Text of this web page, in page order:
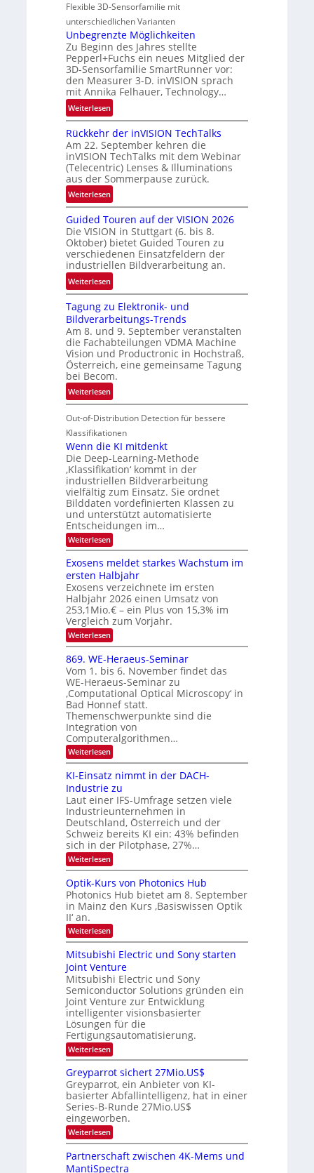
r
i
e
s
-
B
-
R
u
d
e
e
g
i
o
n
t
r
a
l
N
e
w
s
‘
Flexible 3D-Sensorfamilie mit
unterschiedlichen Varianten
Unbegrenzte Möglichkeiten
Zu Beginn des Jahres stellte
Pepperl+Fuchs ein neues Mitglied der
3D-Sensorfamilie SmartRunner vor:
den Measurer 3-D. inVISION sprach
mit Annika Felhauer, Technology…
Weiterlesen:
U
n
b
e
g
r
e
z
t
e
M
ö
g
l
i
c
h
k
e
i
t
e
Rückkehr der inVISION TechTalks
Am 22. September kehren die
inVISION TechTalks mit dem Webinar
(Telecentric) Lenses & Illuminations
aus der Sommerpause zurück.
Weiterlesen:
R
ü
c
k
k
e
h
d
e
r
i
n
V
I
S
I
O
N
T
e
c
h
T
a
l
k
s
Guided Touren auf der VISION 2026
Die VISION in Stuttgart (6. bis 8.
Oktober) bietet Guided Touren zu
verschiedenen Einsatzfeldern der
industriellen Bildverarbeitung an.
Weiterlesen:
G
u
i
d
e
d
T
o
u
r
a
u
d
e
r
V
I
S
I
O
N
2
0
2
6
Tagung zu Elektronik- und
Bildverarbeitungs-Trends
Am 8. und 9. September veranstalten
die Fachabteilungen VDMA Machine
Vision und Productronic in Hochstraß,
Österreich, eine gemeinsame Tagung
bei Becom.
Weiterlesen:
T
a
g
u
n
g
z
u
E
l
e
k
t
r
o
n
i
k
-
u
n
d
B
i
l
d
v
e
r
a
r
b
e
i
t
u
n
g
s
-
T
r
e
n
d
s
Out-of-Distribution Detection für bessere
Klassifikationen
Wenn die KI mitdenkt
Die Deep-Learning-Methode
‚Klassifikation‘ kommt in der
industriellen Bildverarbeitung
vielfältig zum Einsatz. Sie ordnet
Bilddaten vordefinierten Klassen zu
und unterstützt automatisierte
Entscheidungen im…
Weiterlesen:
W
n
n
d
i
e
K
I
m
i
t
d
e
n
k
t
Exosens meldet starkes Wachstum im
ersten Halbjahr
Exosens verzeichnete im ersten
Halbjahr 2026 einen Umsatz von
253,1Mio.€ – ein Plus von 15,3% im
Vergleich zum Vorjahr.
Weiterlesen:
E
x
o
s
e
n
s
m
e
l
d
e
t
s
t
a
r
k
e
s
W
a
c
h
s
t
u
m
m
e
r
s
t
e
n
H
a
l
b
j
a
h
869. WE-Heraeus-Seminar
Vom 1. bis 6. November findet das
WE-Heraeus-Seminar zu
‚Computational Optical Microscopy‘ in
Bad Honnef statt.
Themenschwerpunkte sind die
Integration von
Computeralgorithmen…
Weiterlesen:
8
9
.
W
E
-
H
e
r
a
e
u
s
-
S
m
i
a
r
KI-Einsatz nimmt in der DACH-
Industrie zu
Laut einer IFS-Umfrage setzen viele
Industrieunternehmen in
Deutschland, Österreich und der
Schweiz bereits KI ein: 43% befinden
sich in der Pilotphase, 27%…
Weiterlesen:
K
-
E
i
s
a
z
n
i
m
m
t
i
n
d
e
r
A
C
H
-
I
n
d
u
s
t
Optik-Kurs von Photonics Hub
Photonics Hub bietet am 8. September
in Mainz den Kurs ‚Basiswissen Optik
II‘ an.
Weiterlesen:
O
p
t
i
k
-
K
u
r
s
v
o
n
P
h
o
t
o
n
i
c
s
H
u
Mitsubishi Electric und Sony starten
Joint Venture
Mitsubishi Electric und Sony
Semiconductor Solutions gründen ein
Joint Venture zur Entwicklung
intelligenter visionsbasierter
Lösungen für die
Fertigungsautomatisierung.
Weiterlesen:
M
t
s
u
b
i
s
h
i
E
l
Greyparrot sichert 27Mio.US$
Greyparrot, ein Anbieter von KI-
basierter Abfallintelligenz, hat in einer
Series-B-Runde 27Mio.US$
eingeworben.
Weiterlesen:
G
r
e
y
Partnerschaft zwischen 4K-Mems und
MantiSpectra